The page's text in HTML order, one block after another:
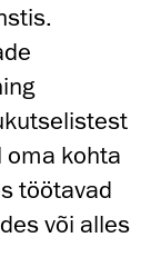
kohta
töötavad
või alles